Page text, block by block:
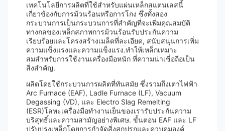
เทคโนโลยีการผลิตที่ใช้สําหรับแผ่นเหล็กสแตนเลสนี้
เกี่ยวข้องกับการม้วนร้อนหรือการโกง ซึ่งทั้งสอง
กระบวนการเป็นกระบวนการที่สําคัญที่จะเพิ่มคุณสมบัติ
ทางกลของเหล็กสภาพการม้วนร้อนรับประกันความ
เรียบร้อยและโครงสร้างเมล็ดที่ละเอียด, สนับสนุนการเพิ่ม
ความแข็งแรงและความแข็งแรง.ทําให้เหล็กเหมาะ
สมสําหรับการใช้งานเครื่องมือหนัก ที่ความน่าเชื่อถือเป็น
สิ่งสําคัญ.
ผลิตโดยใช้กระบวนการผลิตที่ทันสมัย ซึ่งรวมถึงเตาไฟฟ้า
Arc Furnace (EAF), Ladle Furnace (LF), Vacuum
Degassing (VD), และ Electro Slag Remelting
(ESR)โลหะเครื่องมือทํางานเย็นของเรารับประกันความ
บริสุทธิ์และความสามัญอย่างพิเศษ. ขั้นตอน EAF และ LF
ปรับปรุงเหล็กโดยการกําจัดสิ่งสกปรกและควบคุมองค์